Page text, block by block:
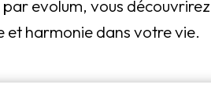
evolum, vous
harmonie dans votre vie.